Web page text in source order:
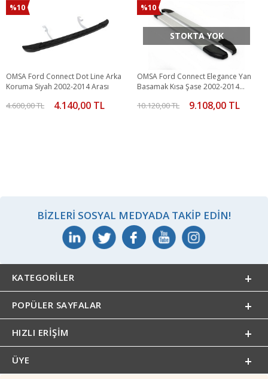
%10
OMSA Ford Connect Dot Line Arka
Koruma Siyah 2002-2014 Arası
4.600,00 TL 4.140,00 TL
%10
STOKTA YOK
OMSA Ford Connect Elegance Yan
Basamak Kısa Şase 2002-2014
10.120,00 TL 9.108,00 TL
BIZLERI SOSYAL MEDYADA TAKIP EDIN!
KATEGORILER
POPÜLER SAYFALAR
HIZLI ERIŞIM
ÜYE